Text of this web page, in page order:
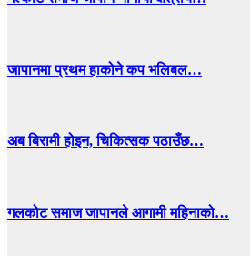
जापानमा प्रथम हाकोने कप भलिबल…
अब बिरामी होइन, चिकित्सक पठाउँछ…
गलकोट समाज जापानले आगामी महिनाको…